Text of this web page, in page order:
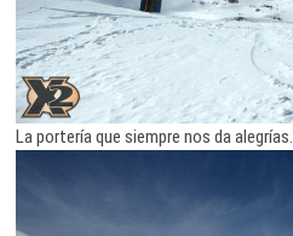
La portería que siempre nos da alegrías.